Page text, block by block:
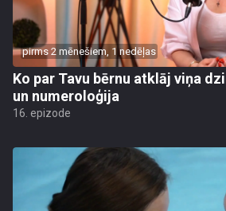
pirms 2 mēnešiem, 1 nedēļas
Ko par Tavu bērnu atklāj viņa
un numeroloģija
16. epizode